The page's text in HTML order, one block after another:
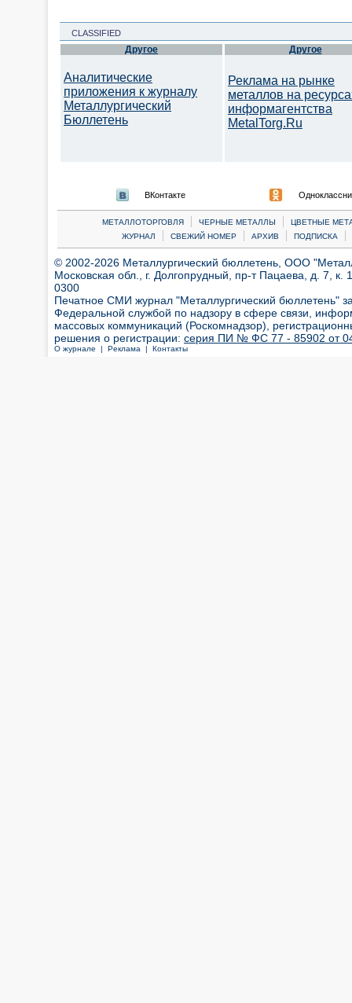
CLASSIFIED
Другое
Аналитические
приложения к журналу
Металлургический
Бюллетень
Другое
Реклама на рынке
металлов на
информагентства
MetalTorg.Ru
ВКонтакте
МЕТАЛЛОТОРГОВЛЯ | ЧЕРНЫЕ МЕТАЛЛЫ |
ЦВЕТНЫЕ
ЖУРНАЛ
| СВЕЖИЙ НОМЕР | АРХИВ | ПОДПИСКА |
© 2002-2026 Металлургический бюллетень, ООО
Московская обл., г. Долгопрудный, пр-т Пацаева, д. 7,
0300
Печатное СМИ журнал "Металлургический бюллетень"
Федеральной службой по надзору в сфере связи,
массовых коммуникаций (Роскомнадзор),
решения о регистрации: серия ПИ № ФС 77 - 85902 от 04
О журнале | Реклама | Контакты